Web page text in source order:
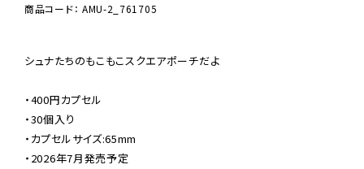
商品コード： AMU-2_761705
シュナたちのもこもこスクエアポーチだよ
・400円カプセル
・30個入り
・カプセルサイズ:65mm
・2026年7月発売予定